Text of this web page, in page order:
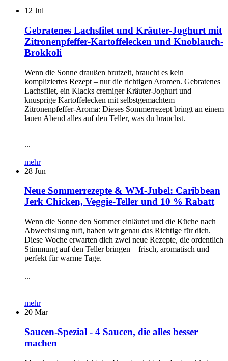
12 Jul
Gebratenes Lachsfilet und Kräuter-Joghurt mit
Zitronenpfeffer-Kartoffelecken und Knoblauch-
Brokkoli
Wenn die Sonne draußen brutzelt, braucht es kein
kompliziertes Rezept – nur die richtigen Aromen. Gebratenes
Lachsfilet, ein Klacks cremiger Kräuter-Joghurt und
knusprige Kartoffelecken mit selbstgemachtem
Zitronenpfeffer-Aroma: Dieses Sommerrezept bringt an einem
lauen Abend alles auf den Teller, was du brauchst.
...
mehr
28 Jun
Neue Sommerrezepte & WM-Jubel: Caribbean
Jerk Chicken, Veggie-Teller und 10 % Rabatt
Wenn die Sonne den Sommer einläutet und die Küche nach
Abwechslung ruft, haben wir genau das Richtige für dich.
Diese Woche erwarten dich zwei neue Rezepte, die ordentlich
Stimmung auf den Teller bringen – frisch, aromatisch und
perfekt für warme Tage.
...
mehr
20 Mar
Saucen-Spezial - 4 Saucen, die alles besser
machen